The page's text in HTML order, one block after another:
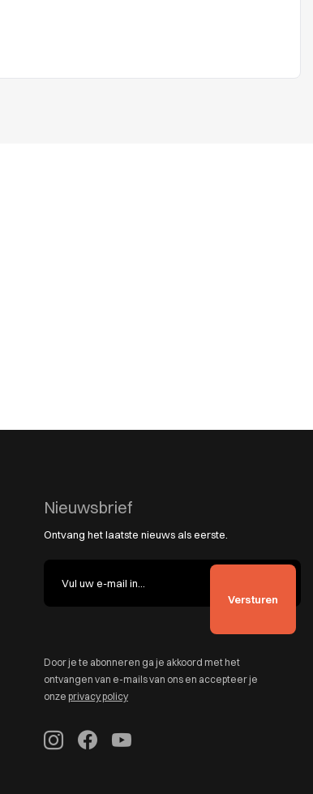
Nieuwsbrief
Ontvang het laatste nieuws als eerste.
Door je te abonneren ga je akkoord met het
ontvangen van e-mails van ons en accepteer je
onze privacy policy